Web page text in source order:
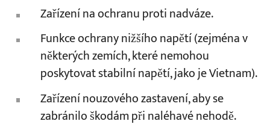
Zařízení na ochranu proti nadváze.
Funkce ochrany nižšího napětí (zejména v
některých zemích, které nemohou
poskytovat stabilní napětí, jako je Vietnam).
Zařízení nouzového zastavení, aby se
zabránilo škodám při naléhavé nehodě.